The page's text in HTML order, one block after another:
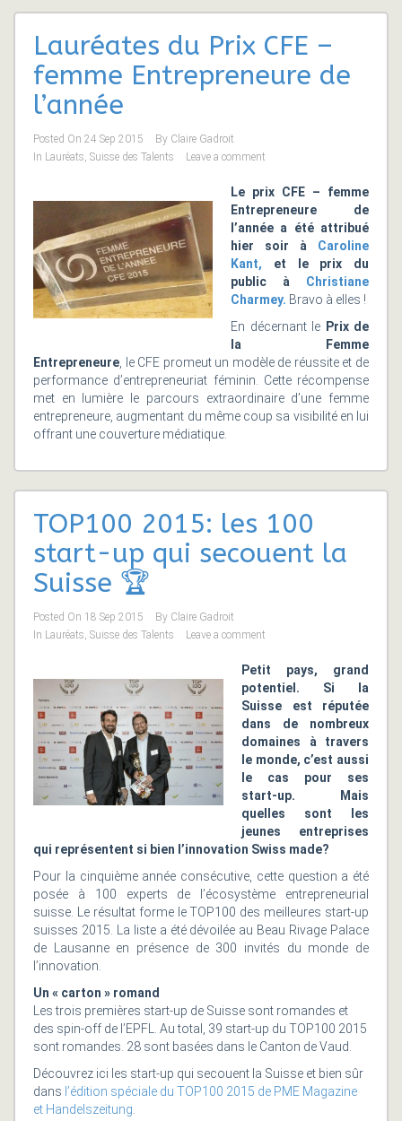
Lauréates du Prix CFE –
femme Entrepreneure de
l’année
Posted On 24 Sep 2015 By Claire Gadroit
In Lauréats, Suisse des Talents Leave a comment
Le prix CFE – femme
Entrepreneure de
l’année a été attribué
hier soir à Caroline
Kant, et le prix du
public à Christiane
Charmey. Bravo à elles !
En décernant le Prix de
la Femme
Entrepreneure , le CFE promeut un modèle de réussite et de
performance d’entrepreneuriat féminin. Cette récompense
met en lumière le parcours extraordinaire d’une femme
entrepreneure, augmentant du même coup sa visibilité en lui
offrant une couverture médiatique.
TOP100 2015: les 100
start-up qui secouent la
Suisse 🏆
Posted On 18 Sep 2015 By Claire Gadroit
In Lauréats, Suisse des Talents Leave a comment
Petit pays, grand
potentiel. Si la
Suisse est réputée
dans de nombreux
domaines à travers
le monde, c’est aussi
le cas pour ses
start-up. Mais
quelles sont les
jeunes entreprises
qui représentent si bien l’innovation Swiss made?
Pour la cinquième année consécutive, cette question a été
posée à 100 experts de l’écosystème entrepreneurial
suisse. Le résultat forme le TOP100 des meilleures start-up
suisses 2015. La liste a été dévoilée au Beau Rivage Palace
de Lausanne en présence de 300 invités du monde de
l’innovation.
Un « carton » romand
Les trois premières start-up de Suisse sont romandes et
des spin-off de l’EPFL. Au total, 39 start-up du TOP100 2015
sont romandes. 28 sont basées dans le Canton de Vaud.
Découvrez ici les start-up qui secouent la Suisse et bien sûr
dans l’édition spéciale du TOP100 2015 de PME Magazine
et Handelszeitung